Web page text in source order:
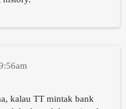
kalau TT mintak bank